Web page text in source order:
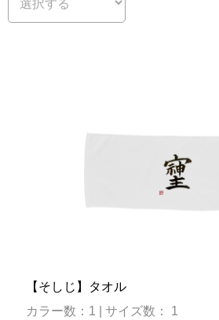
【そしじ】タオル
カラー数：1 | サイズ数： 1